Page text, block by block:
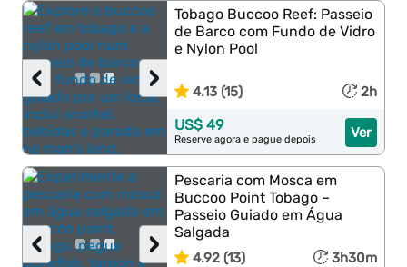
›
‹
Tobago Buccoo Reef: Passeio
de Barco com Fundo de Vidro
e Nylon Pool
4.13 (15) 2h
Ver
US$ 49
Reserve agora e pague depois
›
‹
Pescaria com Mosca em
Buccoo Point Tobago –
Passeio Guiado em Água
Salgada
4.92 (13) 3h30m